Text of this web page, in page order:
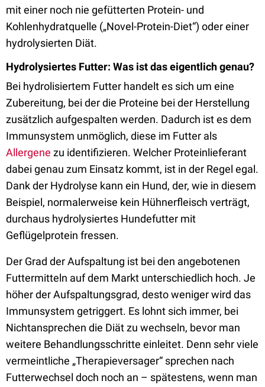
mit einer noch nie gefütterten Protein- und
Kohlenhydratquelle („Novel-Protein-Diet“) oder einer
hydrolysierten Diät.
Hydrolysiertes Futter: Was ist das eigentlich genau?
Bei hydrolisiertem Futter handelt es sich um eine
Zubereitung, bei der die Proteine bei der Herstellung
zusätzlich aufgespalten werden. Dadurch ist es dem
Immunsystem unmöglich, diese im Futter als
Allergene zu identifizieren. Welcher Proteinlieferant
dabei genau zum Einsatz kommt, ist in der Regel egal.
Dank der Hydrolyse kann ein Hund, der, wie in diesem
Beispiel, normalerweise kein Hühnerfleisch verträgt,
durchaus hydrolysiertes Hundefutter mit
Geflügelprotein fressen.
Der Grad der Aufspaltung ist bei den angebotenen
Futtermitteln auf dem Markt unterschiedlich hoch. Je
höher der Aufspaltungsgrad, desto weniger wird das
Immunsystem getriggert. Es lohnt sich immer, bei
Nichtansprechen die Diät zu wechseln, bevor man
weitere Behandlungsschritte einleitet. Denn sehr viele
vermeintliche „Therapieversager“ sprechen nach
Futterwechsel doch noch an – spätestens, wenn man